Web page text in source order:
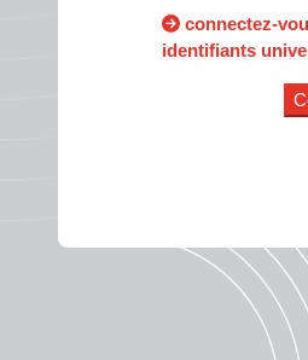
connectez-
identifiants